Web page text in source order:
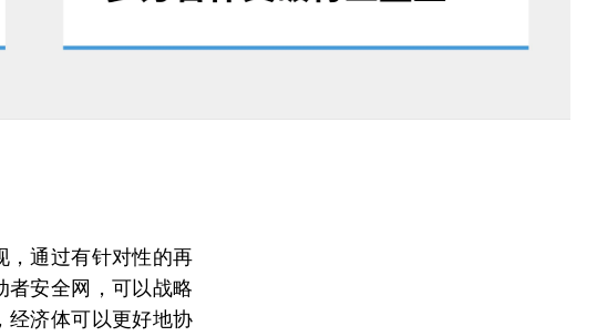
，通过有针对性的再
者安全网，可以战略
经济体可以更好地协